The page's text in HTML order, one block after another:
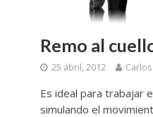
Remo al
25 abril, 2012
Es ideal para trabajar
simulando el